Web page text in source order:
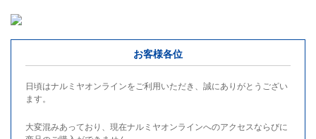
お客様各位
日頃はナルミヤオンラインをご利用いただき、誠にありがとうござい
ます。
大変混みあっており、現在ナルミヤオンラインへのアクセスならびに